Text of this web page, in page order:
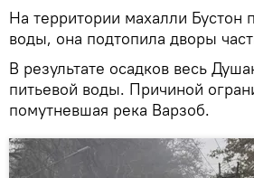
На территории махалли Бустон
воды, она подтопила дворы
В результате осадков весь
питьевой воды. Причиной
помутневшая река Варзоб.